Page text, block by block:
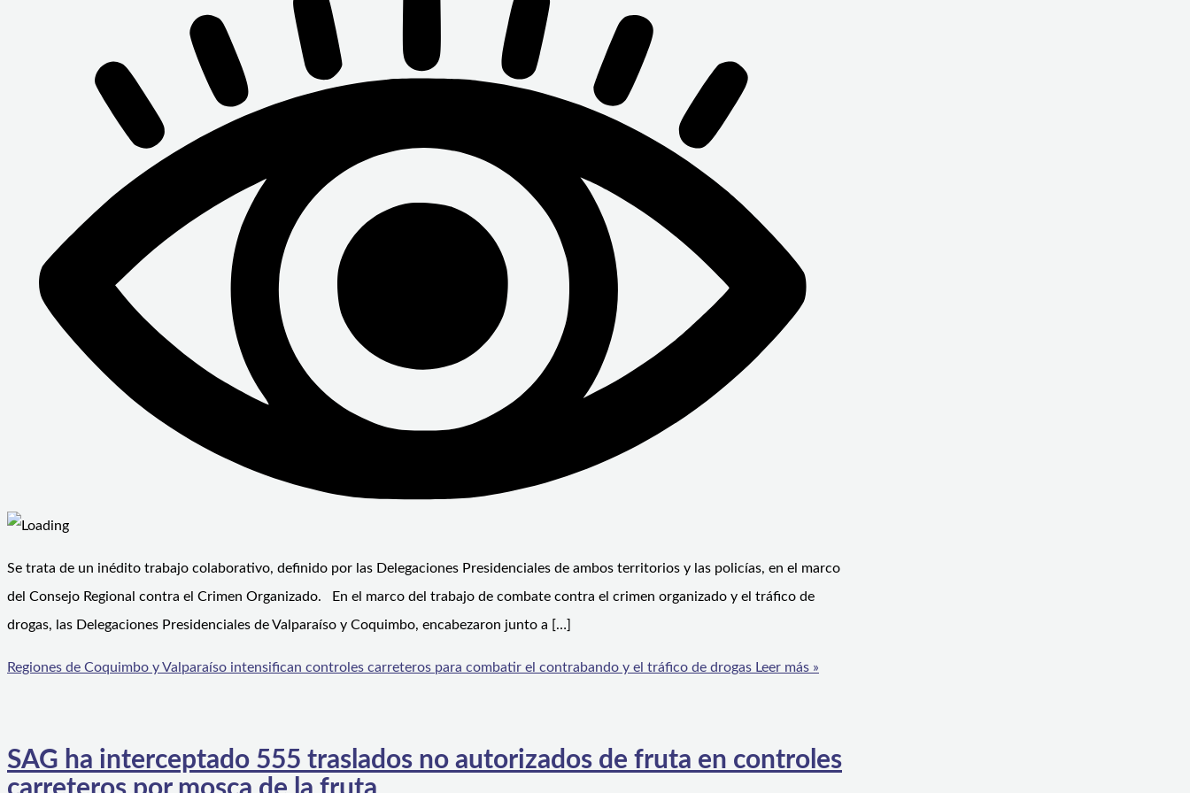
Se trata de un inédito trabajo colaborativo, definido por las Delegaciones Presidenciales de ambos territorios y las policías, en el marco
del Consejo Regional contra el Crimen Organizado. En el marco del trabajo de combate contra el crimen organizado y el tráfico de
drogas, las Delegaciones Presidenciales de Valparaíso y Coquimbo, encabezaron junto a […]
Regiones de Coquimbo y Valparaíso intensifican controles carreteros para combatir el contrabando y el tráfico de drogas Leer más »
SAG ha interceptado 555 traslados no autorizados de fruta en controles